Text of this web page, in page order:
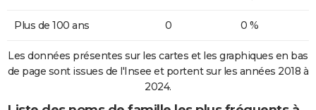
Plus de 100 ans 0 0 %
Les données présentes sur les cartes et les graphiques en bas
de page sont issues de l'Insee et portent sur les années 2018 à
2024.